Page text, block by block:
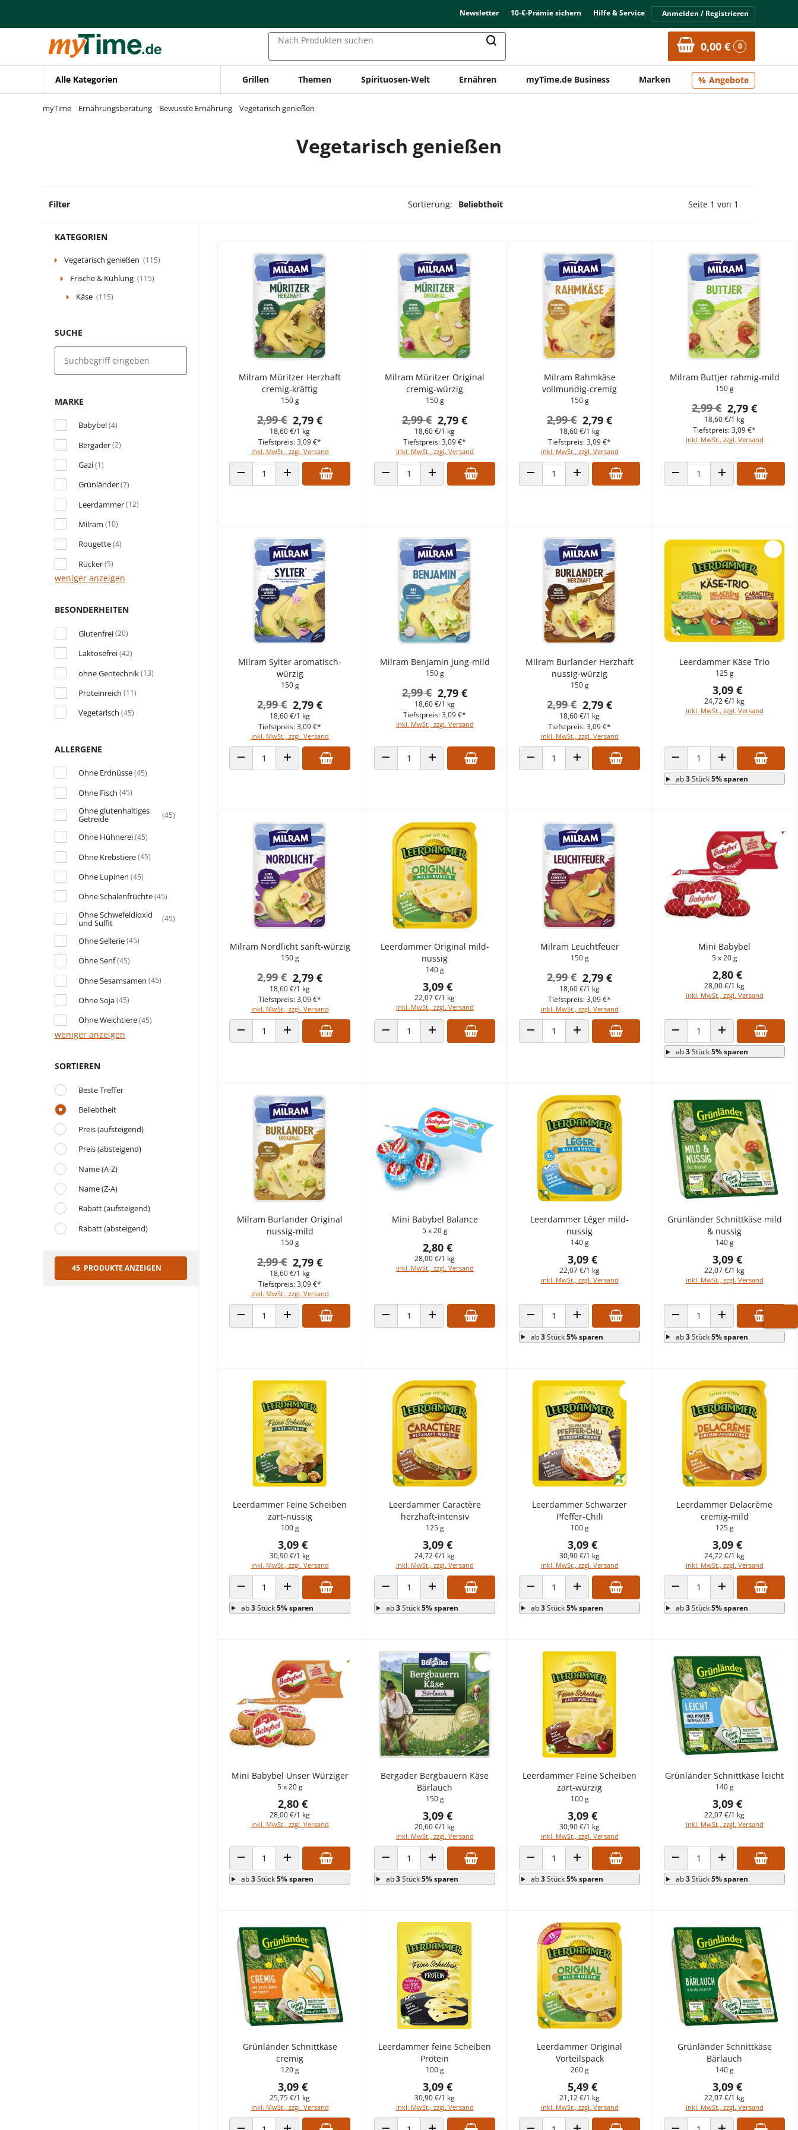
Zur Navigation springen
Zur Suche springen
Newsletter 10-€-Prämie sichern Hilfe & Service Anmelden / Registrieren
Nach Produkten suchen 0,00 € 0
Alle Kategorien Grillen Themen Spirituosen-Welt Ernähren myTime.de Business Marken Angebote
myTime Ernährungsberatung Bewusste Ernährung Vegetarisch genießen
Vegetarisch genießen
Filter Sortierung: Beliebtheit Vorherige Seite
Seite 1 von 1
KATEGORIEN
Vegetarisch genießen (115)
Frische & Kühlung (115)
Käse (115)
SUCHE
MARKE
Babybel(4)
Bergader(2)
Gazi(1)
Grünländer(7)
Leerdammer(12)
Milram (10)
Rougette(4)
Rücker(5)
weniger anzeigen
BESONDERHEITEN
Glutenfrei(20)
Laktosefrei(42)
ohne Gentechnik(13)
Proteinreich (11)
Vegetarisch (45)
ALLERGENE
Ohne Erdnüsse(45)
Ohne Fisch (45)
Ohne glutenhaltiges
Getreide (45)
Ohne Hühnerei(45)
Ohne Krebstiere(45)
Ohne Lupinen (45)
Ohne Schalenfrüchte(45)
Ohne Schwefeldioxid
und Sulfit (45)
Ohne Sellerie(45)
Ohne Senf(45)
Ohne Sesamsamen (45)
Ohne Soja(45)
Ohne Weichtiere(45)
weniger anzeigen
SORTIEREN
Beste Treffer
Beliebtheit
Preis (aufsteigend)
Preis (absteigend)
Name (A-Z)
Name (Z-A)
Rabatt (aufsteigend)
Rabatt (absteigend)
45 PRODUKTE ANZEIGEN
Milram Müritzer Herzhaft
cremig-kräftig
150 g
2,79 €
2,99 €
18,60 €/1 kg
inkl. MwSt., zzgl. Versand
Tiefstpreis: 3,09 €*
ANZAHL VERRINGERNANZAHL ERHÖHEN
Milram Müritzer Original
cremig-würzig
150 g
2,79 €
2,99 €
18,60 €/1 kg
inkl. MwSt., zzgl. Versand
Tiefstpreis: 3,09 €*
ANZAHL VERRINGERNANZAHL ERHÖHEN
Milram Rahmkäse
vollmundig-cremig
150 g
2,79 €
2,99 €
18,60 €/1 kg
inkl. MwSt., zzgl. Versand
Tiefstpreis: 3,09 €*
ANZAHL VERRINGERNANZAHL ERHÖHEN
Milram Buttjer rahmig-mild
150 g
2,79 €
2,99 €
18,60 €/1 kg
inkl. MwSt., zzgl. Versand
Tiefstpreis: 3,09 €*
ANZAHL VERRINGERNANZAHL ERHÖHEN
Milram Sylter aromatisch-
würzig
150 g
2,79 €
2,99 €
18,60 €/1 kg
inkl. MwSt., zzgl. Versand
Tiefstpreis: 3,09 €*
ANZAHL VERRINGERNANZAHL ERHÖHEN
Milram Benjamin jung-mild
150 g
2,79 €
2,99 €
18,60 €/1 kg
inkl. MwSt., zzgl. Versand
Tiefstpreis: 3,09 €*
ANZAHL VERRINGERNANZAHL ERHÖHEN
Milram Burlander Herzhaft
nussig-würzig
150 g
2,79 €
2,99 €
18,60 €/1 kg
inkl. MwSt., zzgl. Versand
Tiefstpreis: 3,09 €*
ANZAHL VERRINGERNANZAHL ERHÖHEN
Leerdammer Käse Trio
125 g
3,09 €
24,72 €/1 kg
inkl. MwSt., zzgl. Versand
ANZAHL VERRINGERNANZAHL ERHÖHEN
ab3Stück5% sparen
Milram Nordlicht sanft-würzig
150 g
2,79 €
2,99 €
18,60 €/1 kg
inkl. MwSt., zzgl. Versand
Tiefstpreis: 3,09 €*
ANZAHL VERRINGERNANZAHL ERHÖHEN
Leerdammer Original mild-
nussig
140 g
3,09 €
22,07 €/1 kg
inkl. MwSt., zzgl. Versand
ANZAHL VERRINGERNANZAHL ERHÖHEN
Milram Leuchtfeuer
150 g
2,79 €
2,99 €
18,60 €/1 kg
inkl. MwSt., zzgl. Versand
Tiefstpreis: 3,09 €*
ANZAHL VERRINGERNANZAHL ERHÖHEN
Mini Babybel
5 x 20 g
2,80 €
28,00 €/1 kg
inkl. MwSt., zzgl. Versand
ANZAHL VERRINGERNANZAHL ERHÖHEN
ab3Stück5% sparen
Milram Burlander Original
nussig-mild
150 g
2,79 €
2,99 €
18,60 €/1 kg
inkl. MwSt., zzgl. Versand
Tiefstpreis: 3,09 €*
ANZAHL VERRINGERNANZAHL ERHÖHEN
Mini Babybel Balance
5 x 20 g
2,80 €
28,00 €/1 kg
inkl. MwSt., zzgl. Versand
ANZAHL VERRINGERNANZAHL ERHÖHEN
Leerdammer Léger mild-
nussig
140 g
3,09 €
22,07 €/1 kg
inkl. MwSt., zzgl. Versand
ANZAHL VERRINGERNANZAHL ERHÖHEN
ab3Stück5% sparen
Grünländer Schnittkäse mild
& nussig
140 g
3,09 €
22,07 €/1 kg
inkl. MwSt., zzgl. Versand
ANZAHL VERRINGERNANZAHL ERHÖHEN
ab3Stück5% sparen
Leerdammer Feine Scheiben
zart-nussig
100 g
3,09 €
30,90 €/1 kg
inkl. MwSt., zzgl. Versand
ANZAHL VERRINGERNANZAHL ERHÖHEN
ab3Stück5% sparen
Leerdammer Caractère
herzhaft-intensiv
125 g
3,09 €
24,72 €/1 kg
inkl. MwSt., zzgl. Versand
ANZAHL VERRINGERNANZAHL ERHÖHEN
ab3Stück5% sparen
Leerdammer Schwarzer
Pfeffer-Chili
100 g
3,09 €
30,90 €/1 kg
inkl. MwSt., zzgl. Versand
ANZAHL VERRINGERNANZAHL ERHÖHEN
ab3Stück5% sparen
Leerdammer Delacrème
cremig-mild
125 g
3,09 €
24,72 €/1 kg
inkl. MwSt., zzgl. Versand
ANZAHL VERRINGERNANZAHL ERHÖHEN
ab3Stück5% sparen
Mini Babybel Unser Würziger
5 x 20 g
2,80 €
28,00 €/1 kg
inkl. MwSt., zzgl. Versand
ANZAHL VERRINGERNANZAHL ERHÖHEN
ab3Stück5% sparen
Bergader Bergbauern Käse
Bärlauch
150 g
3,09 €
20,60 €/1 kg
inkl. MwSt., zzgl. Versand
ANZAHL VERRINGERNANZAHL ERHÖHEN
ab3Stück5% sparen
Leerdammer Feine Scheiben
zart-würzig
100 g
3,09 €
30,90 €/1 kg
inkl. MwSt., zzgl. Versand
ANZAHL VERRINGERNANZAHL ERHÖHEN
ab3Stück5% sparen
Grünländer Schnittkäse leicht
140 g
3,09 €
22,07 €/1 kg
inkl. MwSt., zzgl. Versand
ANZAHL VERRINGERNANZAHL ERHÖHEN
ab3Stück5% sparen
Grünländer Schnittkäse
cremig
120 g
3,09 €
25,75 €/1 kg
inkl. MwSt., zzgl. Versand
Leerdammer feine Scheiben
Protein
100 g
3,09 €
30,90 €/1 kg
inkl. MwSt., zzgl. Versand
Leerdammer Original
Vorteilspack
260 g
5,49 €
21,12 €/1 kg
inkl. MwSt., zzgl. Versand
Grünländer Schnittkäse
Bärlauch
140 g
3,09 €
22,07 €/1 kg
inkl. MwSt., zzgl. Versand